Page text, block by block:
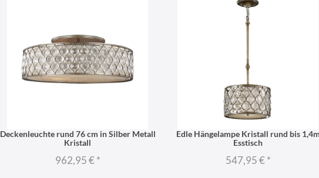
Deckenleuchte rund 76 cm in Silber Metall
Kristall
962,95 €*
Edle Hängelampe Kristall rund bis 1,4m
Esstisch
547,95 €*